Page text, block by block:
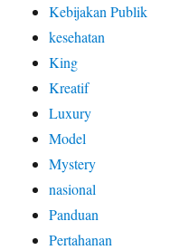
Kebijakan Publik
kesehatan
King
Kreatif
Luxury
Model
Mystery
nasional
Panduan
Pertahanan